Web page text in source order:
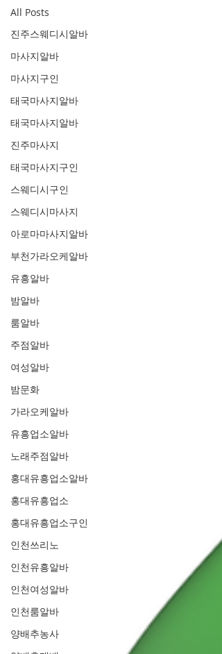
All Posts
진주스웨디시알바
마사지알바
마사지구인
태국마사지알바
태국마사지알바
진주마사지
태국마사지구인
스웨디시구인
스웨디시마사지
아로마마사지알바
부천가라오케알바
유흥알바
밤알바
룸알바
주점알바
여성알바
밤문화
가라오케알바
유흥업소알바
노래주점알바
홍대유흥업소알바
홍대유흥업소
홍대유흥업소구인
인천쓰리노
인천유흥알바
인천여성알바
인천룸알바
양배추농사